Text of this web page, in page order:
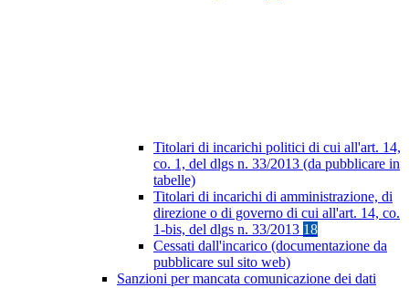
Titolari di incarichi politici di cui all'art. 14,
co. 1, del dlgs n. 33/2013 (da pubblicare in
tabelle)
Titolari di incarichi di amministrazione, di
direzione o di governo di cui all'art. 14, co.
1-bis, del dlgs n. 33/2013 18
Cessati dall'incarico (documentazione da
pubblicare sul sito web)
Sanzioni per mancata comunicazione dei dati